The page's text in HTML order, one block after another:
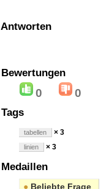
Antworten
0 0
Tags
tabellen × 3
linien × 3
Medaillen
● Beliebte Frage